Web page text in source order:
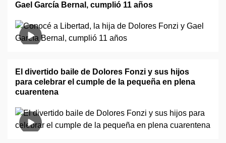
Gael García Bernal, cumplió 11 años
El divertido baile de Dolores Fonzi y sus hijos
para celebrar el cumple de la pequeña en plena
cuarentena